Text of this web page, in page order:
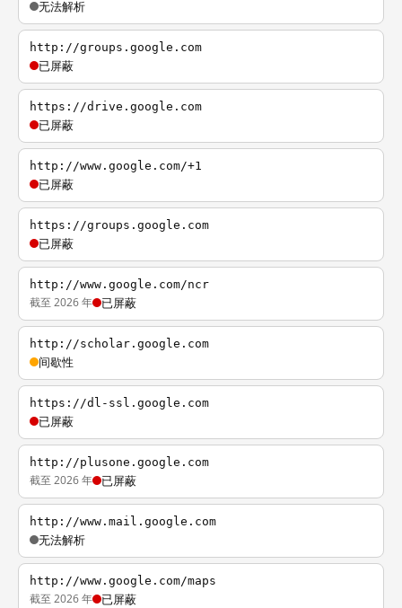
无法解析
http://groups.google.com
已屏蔽
https://drive.google.com
已屏蔽
http://www.google.com/+1
已屏蔽
https://groups.google.com
已屏蔽
http://www.google.com/ncr
截至 2026 年 已屏蔽
http://scholar.google.com
间歇性
https://dl-ssl.google.com
已屏蔽
http://plusone.google.com
截至 2026 年 已屏蔽
http://www.mail.google.com
无法解析
http://www.google.com/maps
截至 2026 年 已屏蔽